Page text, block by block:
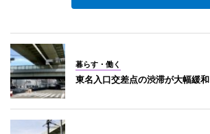
暮らす・働く
東名入口交差点の渋滞が大幅緩和